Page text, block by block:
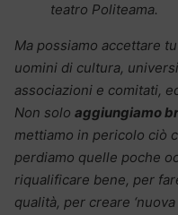
teatro Politeama.
Ma possiamo accettare
uomini di cultura,
associazioni e comitati,
Non solo aggiungiamo
mettiamo in pericolo ciò
perdiamo quelle poche
riqualificare bene, per
qualità, per creare